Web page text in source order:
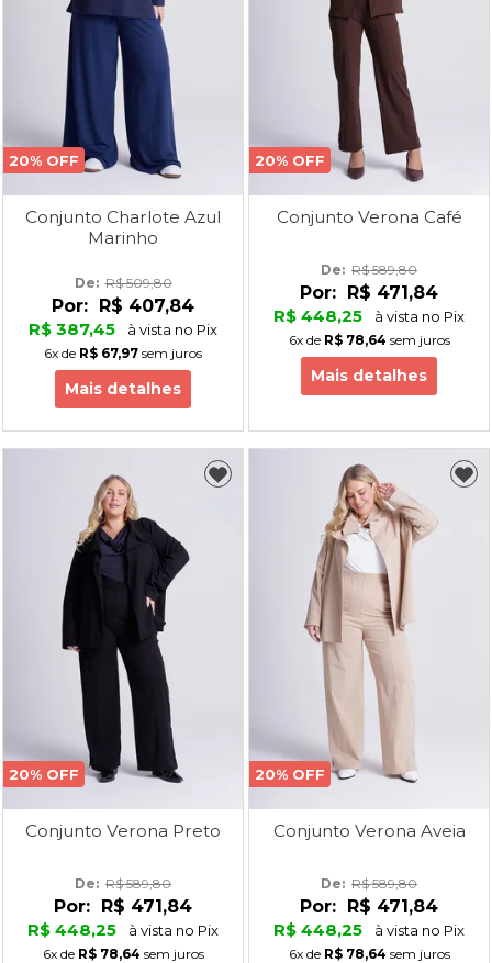
20% OFF
Conjunto Charlote Azul
Marinho
De: R$ 509,80
Por:
R$ 407,84
R$ 387,45
à vista no Pix
6x de R$ 67,97 sem juros
Mais detalhes
20% OFF
Conjunto Verona Café
De: R$ 589,80
Por:
R$ 471,84
R$ 448,25
à vista no Pix
6xde R$ 78,64 sem juros
Mais detalhes
20% OFF
Conjunto Verona Preto
De: R$ 589,80
Por: R$ 471,84
R$ 448,25
à vista no Pix
6xde R$ 78,64 sem juros
20% OFF
Conjunto Verona Aveia
De: R$ 589,80
Por: R$ 471,84
R$ 448,25
à vista no Pix
6xde R$ 78,64 sem juros